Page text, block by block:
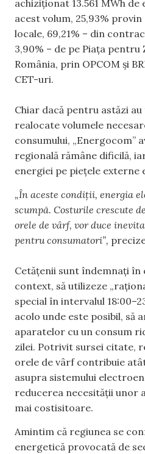
achiziționat 13.561 MWh
acest volum, 25,93%
locale, 69,21% – din
3,90% – de pe Piața
România, prin OPCOM și
CET-uri.
Chiar dacă pentru astăzi
realocate volumele
consumului, „Energocom”
regională rămâne dificilă,
energiei pe piețele externe
„În aceste condiții, energia
scumpă. Costurile crescute
orele de vârf, vor duce
pentru consumatori”,
Cetățenii sunt îndemnați
context, să utilizeze
special în intervalul
acolo unde este posibil, să
aparatelor cu un consum
zilei. Potrivit sursei citate,
orele de vârf contribuie
asupra sistemului
reducerea necesității unor
mai costisitoare.
Amintim că regiunea se
energetică provocată de